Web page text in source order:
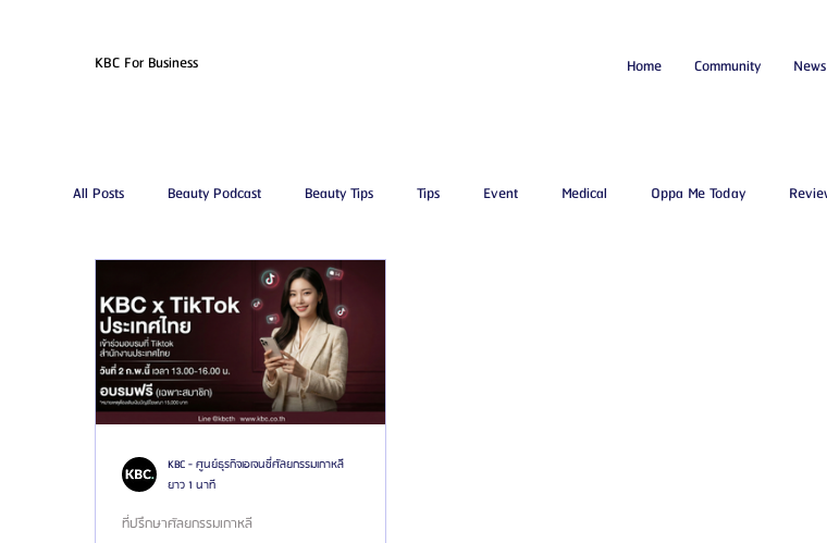
Home Community News
KBC For Business
All Posts Beauty Podcast Beauty Tips Tips Event Medical Oppa Me Today
โรงพยาบาลศัลยกรรมเอท็อป
โรงพยาบาลศัลยกรรมจีเอ็นจี โรงพยาบาลศัลยกรรมอิมเมจอัพ
โรงพยาบาลศัลยกรรมนานะ โรงพยาบาลศัลยกรรมรูบี
ที่ปรึกษาศัลยกรรมเกาหลี
KBC - ศูนย์ธุรกิจเอเจนซี่ศัลยกรรมเกาหลี
ยาว 1 นาที